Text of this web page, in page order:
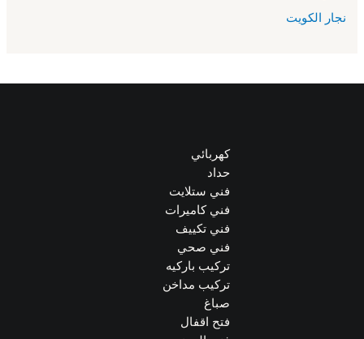
نجار الكويت
كهربائي
حداد
فني ستلايت
فني كاميرات
فني تكييف
فني صحي
تركيب باركيه
تركيب مداخن
صباغ
فتح اقفال